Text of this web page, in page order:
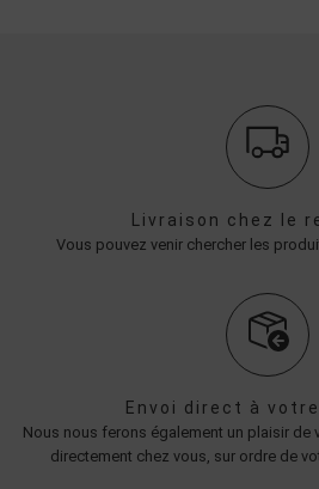
Livraison chez le
Vous pouvez venir chercher les
Envoi direct à
Nous nous ferons également un plaisir de
directement chez vous, sur ordre de